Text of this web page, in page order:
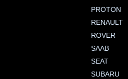
PROTON
RENAULT
ROVER
SAAB
SEAT
SUBARU